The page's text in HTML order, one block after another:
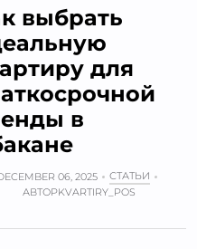
выбрать
для
в
06, 2025
СТАТЬИ
АВТОРKVARTIRY_POS